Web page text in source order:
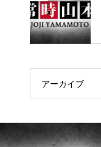
アーカイブ